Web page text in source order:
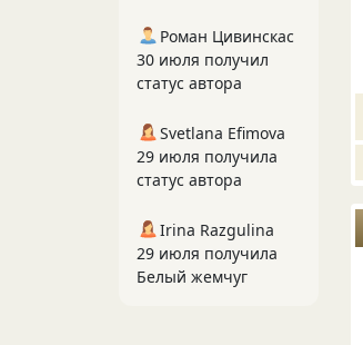
Роман Цивинскас
30 июля получил
статус автора
Svetlana Efimova
29 июля получила
статус автора
Irina Razgulina
29 июля получила
Белый жемчуг